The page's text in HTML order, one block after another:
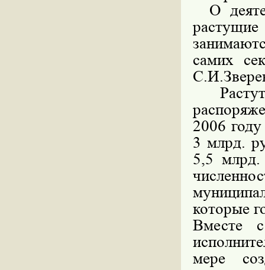
О
самих
Растут
2006
3 млрд.
5,5 млрд.
которые
Вместе
мере